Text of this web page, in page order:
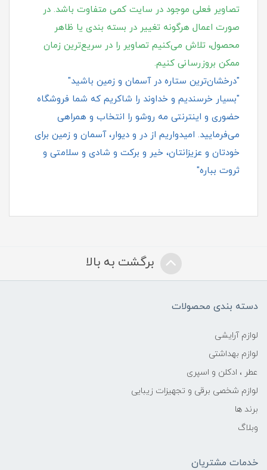
تصاویر فعلی موجود در سایت کمی متفاوت باشد. در
صورت اعمال هرگونه تغییر در بسته‌ بندی یا ظاهر
محصول، تلاش می‌کنیم تصاویر را در سریع‌ترین زمان
ممکن بروزرسانی کنیم.
"درخشان‌ترین ستاره در آسمان و زمین باشید"
"بسیار خرسندیم و خداوند را شاکریم که شما فروشگاه
حضوری و اینترنتی مه روشو را انتخاب و همراهی
می‌فرمایید. امیدواریم از در و دیوار، آسمان و زمین برای
خودتان و عزیزانتان، خیر و برکت و شادی و سلامتی و
ثروت بباره"
برگشت به بالا
دسته بندی محصولات
لوازم آرایشی
لوازم بهداشتی
عطر ، ادکلن و اسپری
لوازم شخصی برقی و تجهیزات زیبایی
برند ها
وبلاگ
خدمات مشتریان